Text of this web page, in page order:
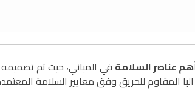
عناصر السلامة في المباني، حيث تم
البا المقاوم للحريق وفق معايير السلامة